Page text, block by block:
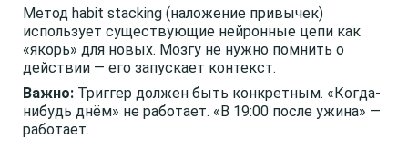
Метод habit stacking (наложение привычек)
использует существующие нейронные цепи как
«якорь» для новых. Мозгу не нужно помнить о
действии — его запускает контекст.
Важно: Триггер должен быть конкретным. «Когда-
нибудь днём» не работает. «В 19:00 после ужина» —
работает.